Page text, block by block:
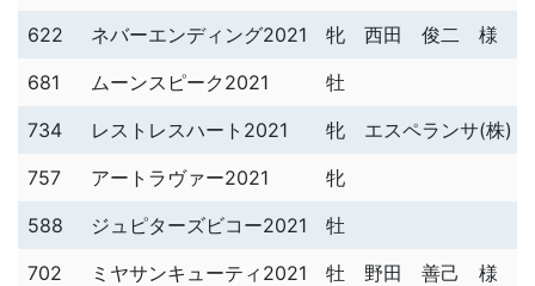
622
ネバーエンディング2021 牝
西田 俊二 様
681
ムーンスピーク2021
牡
734
レストレスハート2021 牝
エスペランサ(株)
757
アートラヴァー2021
牝
588
ジュピターズビコー2021
牡
702
ミヤサンキューティ2021 牡
野田 善己 様